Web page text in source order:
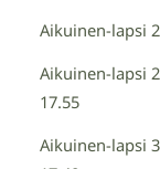
Aikuinen-lapsi
Aikuinen-lapsi
17.55
Aikuinen-lapsi